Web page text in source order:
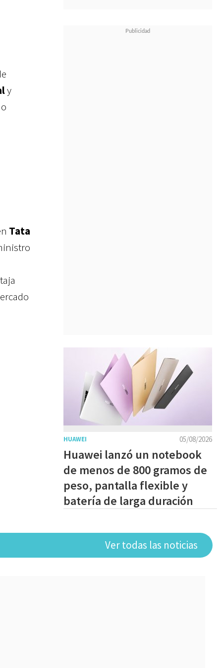
y
Tata
05/08/2026
HUAWEI
Huawei lanzó un notebook
de menos de 800 gramos de
peso, pantalla flexible y
batería de larga duración
Ver todas las noticias